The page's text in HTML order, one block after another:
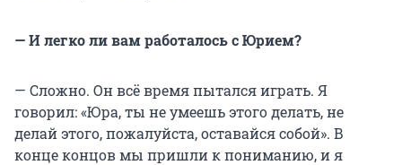
— И легко ли вам работалось с Юрием?
— Сложно. Он всё время пытался играть. Я
говорил: «Юра, ты не умеешь этого делать, не
делай этого, пожалуйста, оставайся собой». В
конце концов мы пришли к пониманию, и я